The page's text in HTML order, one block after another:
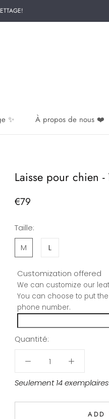
✨ À propos de nous ❤️
Laisse pour chien -
€79
Taille:
M
L
Customization offered
We can customize our
You can choose to put
phone number.
Quantité:
Seulement 14
ADD